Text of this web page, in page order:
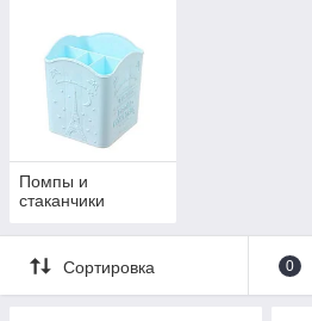
Помпы и
стаканчики
Сортировка 0